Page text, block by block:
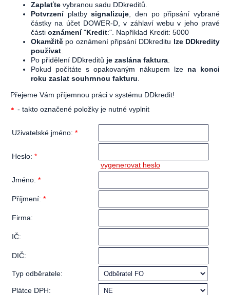
Zaplaťte vybranou sadu DDkreditů.
Potvrzení platbysignalizuje , den po připsání vybrané
částky na účet DOWER-D, v záhlaví webu v jeho pravé
části oznámení"Kredit:". Například Kredit: 5000
Okamžitě po oznámení připsání DDkreditu lze DDkredity
používat
Po přidělení DDkreditů je zaslána faktura
Pokud počítáte s opakovaným nákupem lze na konci
roku zaslat souhrnnou fakturu
Přejeme Vám příjemnou práci v systému DDkredit!
- takto označené položky je nutné vyplnit
Uživatelské jméno: *
Heslo: *
vygenerovat heslo
Jméno: *
Příjmení: *
Firma:
IČ:
DIČ:
Typ odběratele:
Plátce DPH: